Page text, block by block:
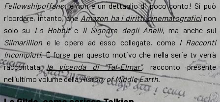
Fellowshipoffans: e non è un dettaglio di poco conto! Si può
ricordare, intanto, che Amazon ha i diritti cinematograficinon
solo su Lo Hobbite Il Signore degli Anelli, ma anche sul
Silmarillion e le opere ad esso collegate, come I Racconti
Incompiuti. È forse per questo motivo che nella serie tv verrà
raccontatala vicenda di “Tal-Elmar”, racconto presente
nell’ultimo volume dellaHistory of Middle Earth.